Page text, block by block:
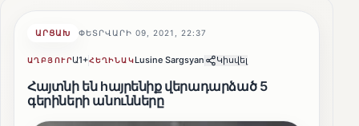
ԱՐՑԱԽ ՓԵՏՐՎԱՐԻ 09, 2021, 22:37
ԱՂԲՅՈՒՐԱ1+ՀԵՂԻՆԱԿLusine Sargsyan Կիսվել
Հայտնի են hայրենիք վերադարձած 5
գերիների անունները